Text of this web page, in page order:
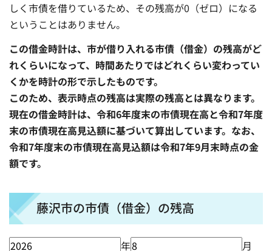
しく市債を借りているため、その残高が0（ゼロ）になる
ということはありません。
この借金時計は、市が借り入れる市債（借金）の残高がど
れくらいになって、時間あたりではどれくらい変わってい
くかを時計の形で示したものです。
このため、表示時点の残高は実際の残高とは異なります。
現在の借金時計は、令和6年度末の市債現在高と令和7年度
末の市債現在高見込額に基づいて算出しています。なお、
令和7年度末の市債現在高見込額は令和7年9月末時点の金
額です。
藤沢市の市債（借金）の残高
年
月